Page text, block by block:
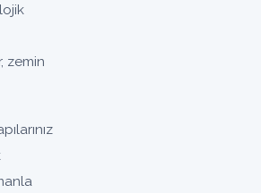
zemin